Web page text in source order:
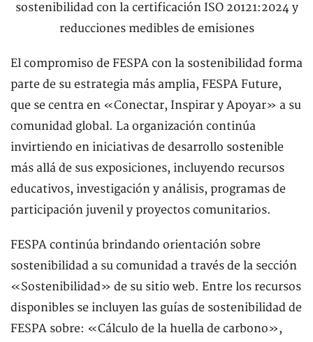
El compromiso de FESPA con la sostenibilidad forma
parte de su estrategia más amplia, FESPA Future,
que se centra en «Conectar, Inspirar y Apoyar» a su
comunidad global. La organización continúa
invirtiendo en iniciativas de desarrollo sostenible
más allá de sus exposiciones, incluyendo recursos
educativos, investigación y análisis, programas de
participación juvenil y proyectos comunitarios.
FESPA continúa brindando orientación sobre
sostenibilidad a su comunidad a través de la sección
«Sostenibilidad» de su sitio web. Entre los recursos
disponibles se incluyen las guías de sostenibilidad de
FESPA sobre: «Cálculo de la huella de carbono»,